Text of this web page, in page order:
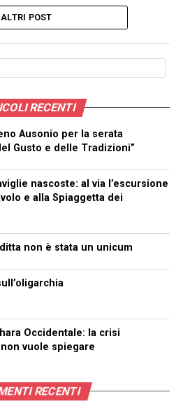
ALTRI POST
RECENTI
Ausonio per la serata
Gusto e delle Tradizioni”
nascoste: al via l’escursione
e alla Spiaggetta dei
non è stata un unicum
Occidentale: la crisi
vuole spiegare
RECENTI